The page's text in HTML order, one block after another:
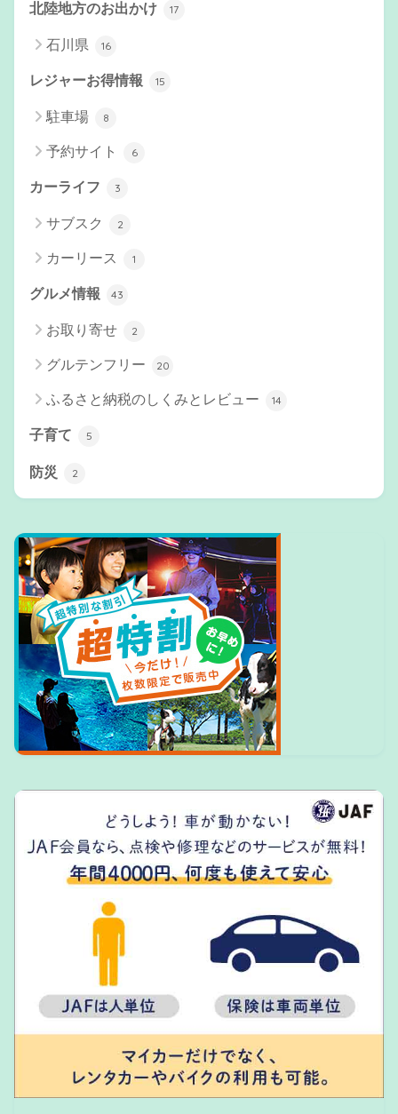
北陸地方のお出かけ 17
石川県 16
レジャーお得情報 15
駐車場 8
予約サイト 6
カーライフ 3
サブスク 2
カーリース 1
グルメ情報 43
お取り寄せ 2
グルテンフリー 20
ふるさと納税のしくみとレビュー 14
子育て 5
防災 2